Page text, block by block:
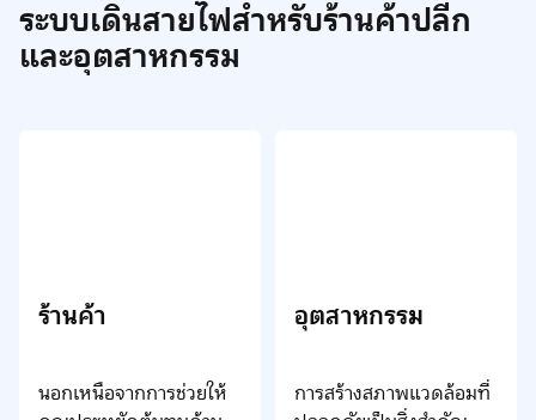
ระบบเดินสายไฟสำหรับร้านค้าปลีก
และอุตสาหกรรม
ร้านค้า
นอกเหนือจากการช่วยให้
อุตสาหกรรม
การสร้างสภาพแวดล้อมที่